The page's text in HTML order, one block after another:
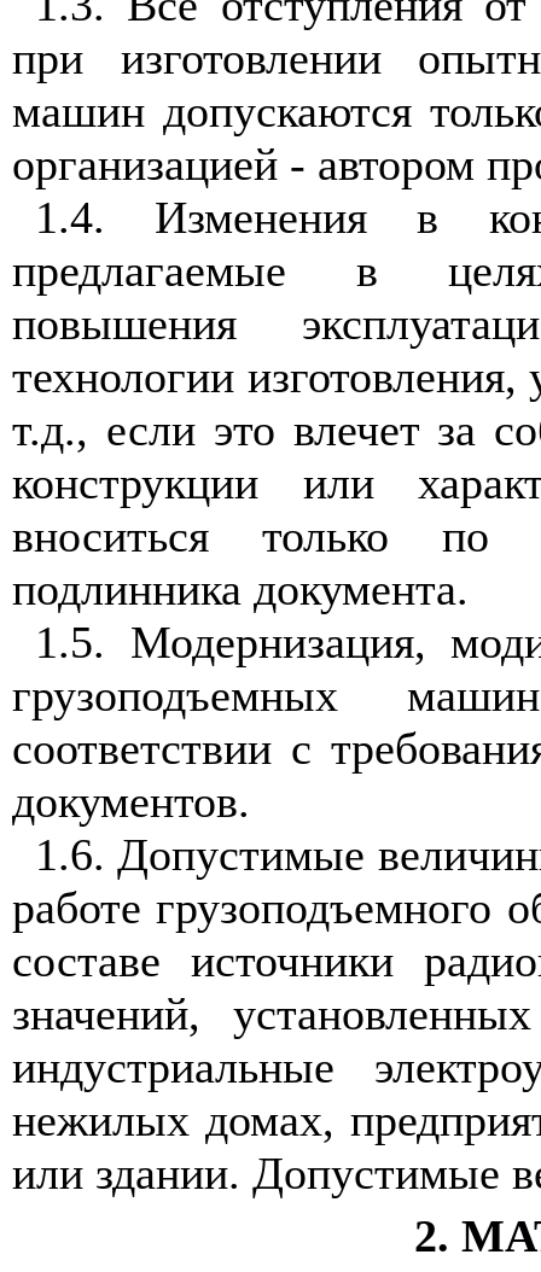
при изготовлении
машин допускаются
организацией - автором
1.4. Изменения в
предлагаемые в
повышения
технологии
т.д., если это влечет за
конструкции или
вноситься только по
подлинника документа.
1.5. Модернизация,
грузоподъемных
соответствии с
документов.
1.6. Допустимые
работе грузоподъемного
составе источники
значений,
индустриальные
нежилых домах,
или здании. Допустимые
2.